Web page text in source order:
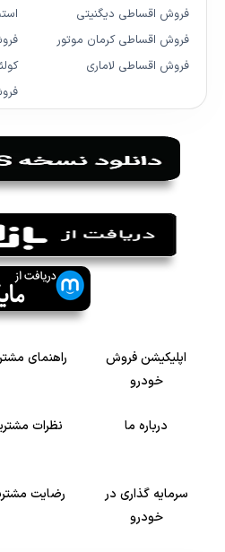
فروش اقساطی دیگنیتی
فروش اقساطی کرمان موتور
فروش اقساطی لاماری
اپلیکیشن فروش
خودرو
راهنمای
درباره ما نظرات
سرمایه گذاری در
خودرو
رضایت